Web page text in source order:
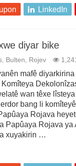
LinkedIn
diyar bike
, Bulten, Rojev
mafê diyarkirina
wan têxe
bang li
Rojava
Papûaya Rojava ya
xuyakirin …